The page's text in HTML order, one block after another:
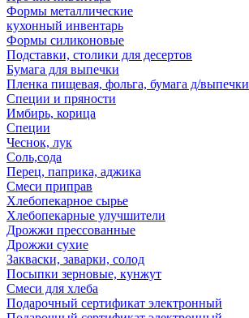
Формы металлические
кухонный инвентарь
Формы силиконовые
Подставки, столики для десертов
Бумага для выпечки
Пленка пищевая, фольга, бумага д/выпечки
Специи и пряности
Имбирь, корица
Специи
Чеснок, лук
Соль,сода
Перец, паприка, аджика
Смеси приправ
Хлебопекарное сырье
Хлебопекарные улучшители
Дрожжи прессованные
Дрожжи сухие
Закваски, заварки, солод
Посыпки зерновые, кунжут
Смеси для хлеба
Подарочный сертификат электронный